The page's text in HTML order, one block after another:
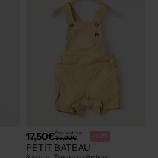
17,50€Prix boutique :
35,00€ -50%
PETIT BATEAU
Salopette - Tissage popeline beige